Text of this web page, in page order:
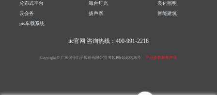
分布式平台
舞台灯光
亮化照明
云会务
扬声器
智能建筑
pis车载系统
itc官网 咨询热线：400-991-2218
Copyright © 广东保伦电子股份有限公司 粤ICP备16106620号 产品参数解释声明